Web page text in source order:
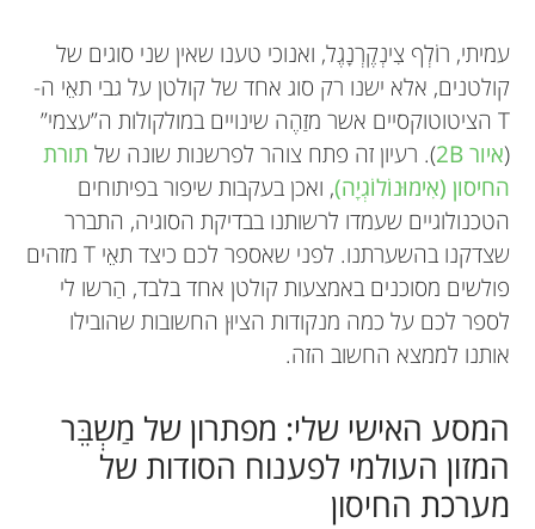
עמיתי, רוֹלְף צִינְקֶרְנָגֶל, ואנוכי טענו שאין שני סוגים של
קולטנים, אלא ישנו רק סוג אחד של קולטן על גבי תאֵי ה-
T הציטוטוקסיים אשר מזַהֶה שינויים במולקולות ה”עצמי”
(איור 2B ). רעיון זה פתח צוהר לפרשנות שונה של תורת
החיסון (אִימוּנוֹלוֹגְיָה), ואכן בעקבות שיפור בפיתוחים
הטכנולוגיים שעמדו לרשותנו בבדיקת הסוגיה, התברר
שצדקנו בהשערתנו. לפני שאספר לכם כיצד תאֵי T מזהים
פולשים מסוכנים באמצעות קולטן אחד בלבד, הַרשו לי
לספר לכם על כמה מנקודות הציוּן החשובות שהובילו
אותנו לממצא החשוב הזה.
המסע האישי שלי: מפתרון של מַשְבֵּר
המזון העולמי לפענוח הסודות של
מערכת החיסון